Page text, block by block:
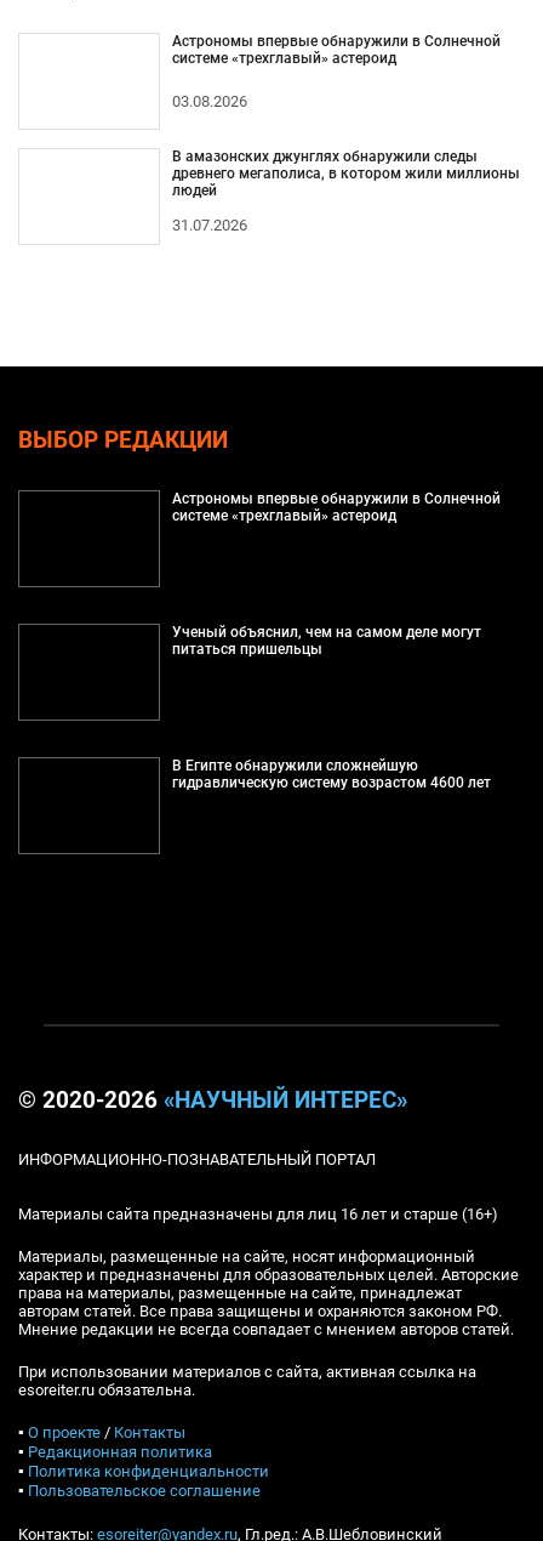
Астрономы впервые обнаружили в Солнечной
системе «трехглавый» астероид
03.08.2026
В амазонских джунглях обнаружили следы
древнего мегаполиса, в котором жили миллионы
людей
31.07.2026
ВЫБОР РЕДАКЦИИ
Астрономы впервые обнаружили в Солнечной
системе «трехглавый» астероид
Ученый объяснил, чем на самом деле могут
питаться пришельцы
В Египте обнаружили сложнейшую
гидравлическую систему возрастом 4600 лет
© 2020-2026 «НАУЧНЫЙ ИНТЕРЕС»
ИНФОРМАЦИОННО-ПОЗНАВАТЕЛЬНЫЙ ПОРТАЛ
Материалы сайта предназначены для лиц 16 лет и старше (16+)
Материалы, размещенные на сайте, носят информационный
характер и предназначены для образовательных целей. Авторские
права на материалы, размещенные на сайте, принадлежат
авторам статей. Все права защищены и охраняются законом РФ.
Мнение редакции не всегда совпадает с мнением авторов статей.
При использовании материалов с сайта, активная ссылка на
esoreiter.ru обязательна.
▪ О проекте / Контакты
▪ Редакционная политика
▪ Политика конфиденциальности
▪ Пользовательское соглашение
Контакты: esoreiter@yandex.ru, Гл.ред.: А.В.Шебловинский